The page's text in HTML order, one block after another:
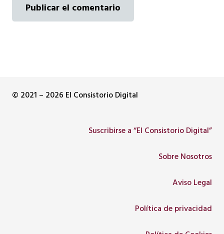
Publicar el comentario
© 2021 – 2026 El Consistorio Digital
Suscribirse a “El Consistorio Digital”
Sobre Nosotros
Aviso Legal
Política de privacidad